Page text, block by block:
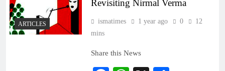
ARTICLES
Revisiting Nirmal Verma
ismatimes 1 year ago 0
12
mins
Share this News